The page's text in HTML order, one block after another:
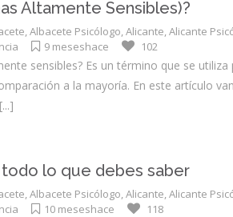
Altamente Sensibles)?
,Albacete Psicólogo,Alicante,Alicante
9 meseshace 102
sensibles? Es un término que se
a la mayoría. En este artículo
[...]
todo lo que debes saber
,Albacete Psicólogo,Alicante,Alicante
10 meseshace 118